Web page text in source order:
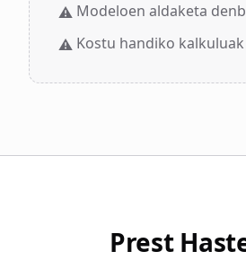
⚠️ Modeloen aldaketa
⚠️ Kostu handiko kalkuluak
Prest